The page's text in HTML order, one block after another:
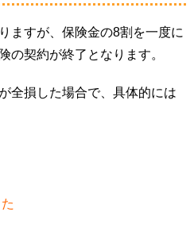
ますが、保険金の8割を一度に
の契約が終了となります。
全損した場合で、具体的には